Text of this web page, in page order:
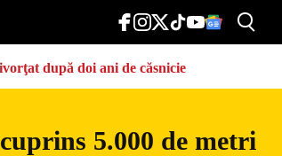
după doi ani de căsnicie
5.000 de metri